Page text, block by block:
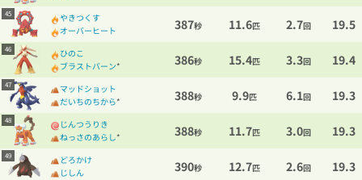
45
やきつくす
オーバーヒート
387秒 11.6匹 2.7回 19.5
46
ひのこ
ブラストバーン* 386秒 15.4匹 3.3回 19.4
47
マッドショット
だいちのちから* 388秒 9.9匹 6.1回 19.3
48
じんつうりき
ねっさのあらし* 388秒 11.7匹 3.0回 19.3
49
どろかけ
じしん
390秒 12.7匹 2.6回 19.3